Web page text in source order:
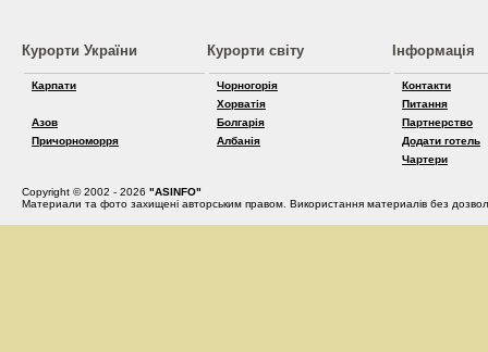
Курорти України
Карпати
Азов
Причорноморря
Курорти світу
Чорногорія
Хорватія
Болгарія
Албанія
Інформація
Контакти
Питання
Партнерство
Додати готель
Чартери
Copyright © 2002 - 2026 "ASINFO"
Материали та фото захищені авторським правом. Використання материалів без